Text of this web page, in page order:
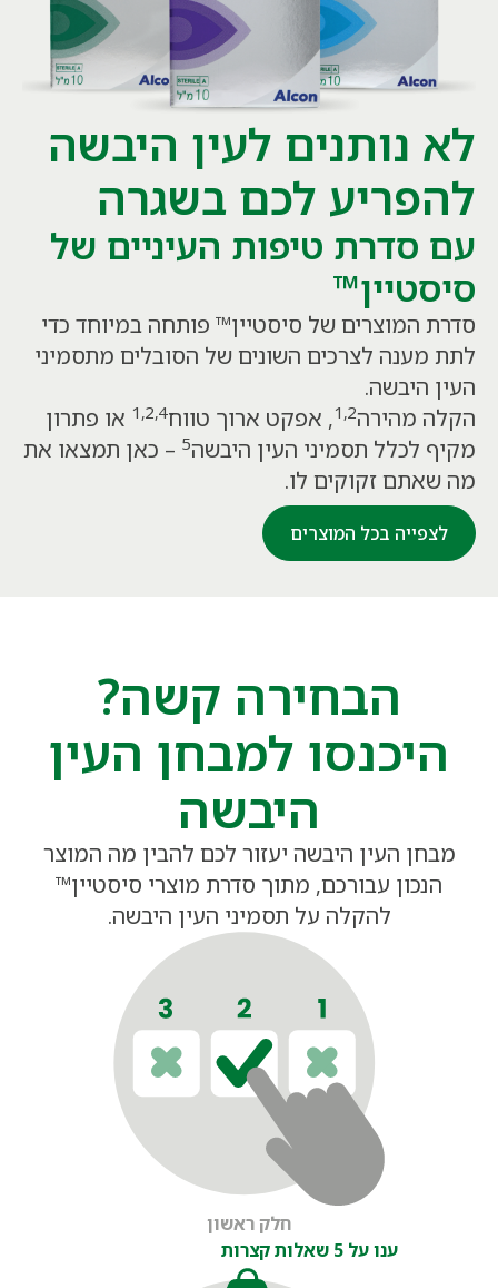
לא נותנים לעין היבשה
להפריע לכם בשגרה
עם סדרת טיפות העיניים של
סיסטיין™
סדרת המוצרים של סיסטיין™ פותחה במיוחד כדי
לתת מענה לצרכים השונים של הסובלים מתסמיני
העין היבשה.
הקלה מהירה1,2, אפקט ארוך טווח1,2,4 או פתרון
מקיף לכלל תסמיני העין היבשה5 – כאן תמצאו את
מה שאתם זקוקים לו.
לצפייה בכל המוצרים
הבחירה קשה?
היכנסו למבחן העין
היבשה
מבחן העין היבשה יעזור לכם להבין מה המוצר
הנכון עבורכם, מתוך סדרת מוצרי סיסטיין™
להקלה על תסמיני העין היבשה.
חלק ראשון
ענו על 5 שאלות קצרות